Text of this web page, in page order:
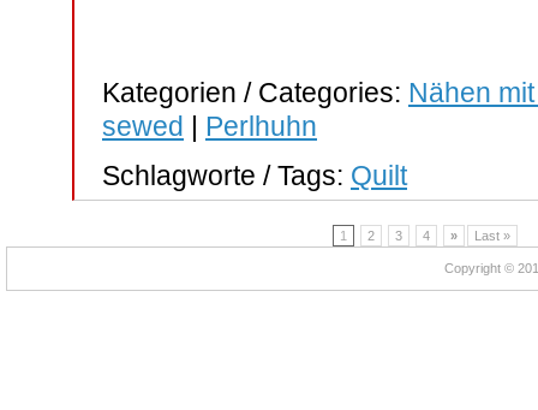
Kategorien / Categories: Nähen
sewed | Perlhuhn
Schlagworte / Tags: Quilt
1 2 3 4 » Last »
Copyright ©